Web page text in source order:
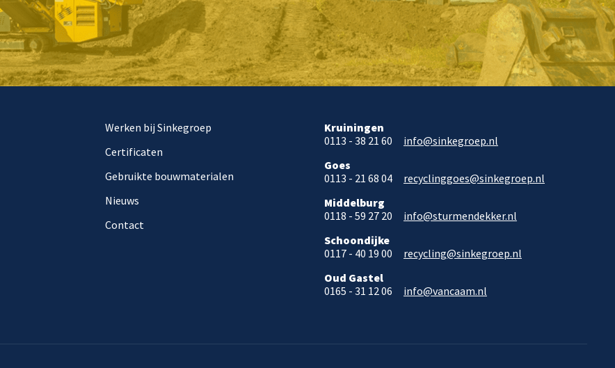
Werken bij Sinkegroep
Certificaten
Gebruikte bouwmaterialen
Nieuws
Contact
Kruiningen
0113 - 38 21 60
info@sinkegroep.nl
Goes
0113 - 21 68 04
recyclinggoes@sinkegroep.nl
Middelburg
0118 - 59 27 20
info@sturmendekker.nl
Schoondijke
0117 - 40 19 00
recycling@sinkegroep.nl
Oud Gastel
0165 - 31 12 06
info@vancaam.nl